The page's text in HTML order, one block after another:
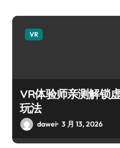
VR
VR体验师亲测解锁
玩法
dawei 3 月 13, 2026